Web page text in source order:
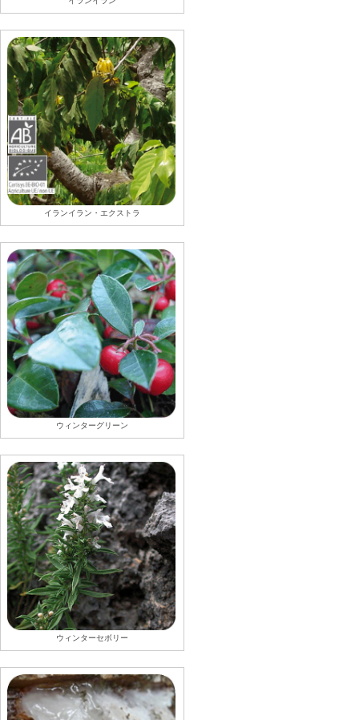
イランイラン・エクストラ
ウィンターグリーン
ウィンターセボリー